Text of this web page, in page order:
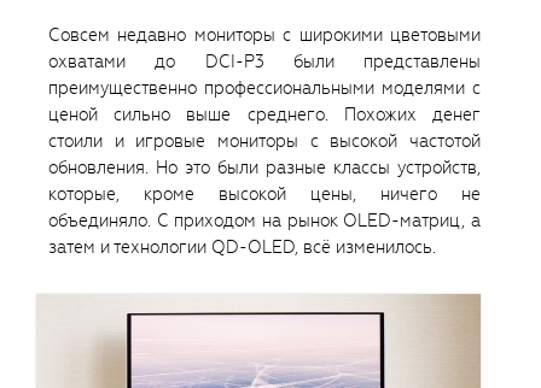
Совсем недавно мониторы с широкими цветовыми
охватами до DCI-P3 были представлены
преимущественно профессиональными моделями с
ценой сильно выше среднего. Похожих денег
стоили и игровые мониторы с высокой частотой
обновления. Но это были разные классы устройств,
которые, кроме высокой цены, ничего не
объединяло. С приходом на рынок OLED-матриц, а
затем и технологии QD-OLED, всё изменилось.